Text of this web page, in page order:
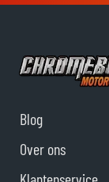
Blog
Over ons